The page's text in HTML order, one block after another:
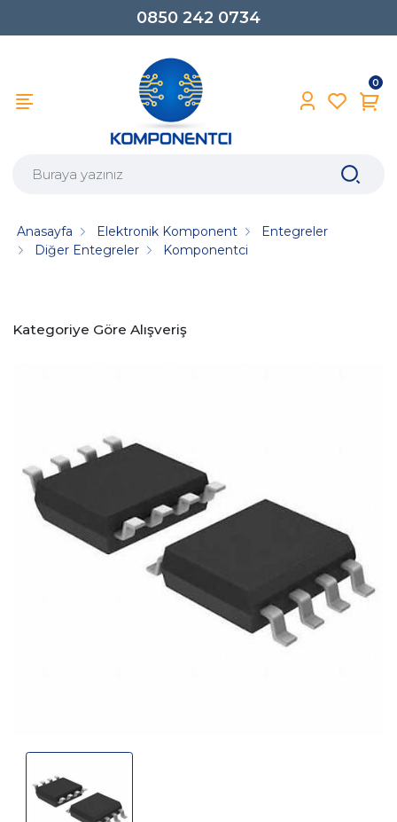
0850 242 0734
0
Anasayfa Elektronik Komponent
Entegreler
Diğer Entegreler
Komponentci
Kategoriye Göre Alışveriş